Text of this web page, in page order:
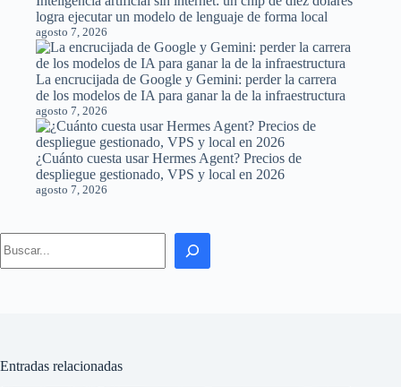
logra ejecutar un modelo de lenguaje de forma local
agosto 7, 2026
La encrucijada de Google y Gemini: perder la carrera
de los modelos de IA para ganar la de la infraestructura
agosto 7, 2026
¿Cuánto cuesta usar Hermes Agent? Precios de
despliegue gestionado, VPS y local en 2026
agosto 7, 2026
Search
Entradas relacionadas